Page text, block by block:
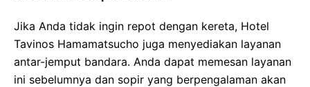
Jika Anda tidak ingin repot dengan kereta, Hotel
Tavinos Hamamatsucho juga menyediakan layanan
antar-jemput bandara. Anda dapat memesan layanan
ini sebelumnya dan sopir yang berpengalaman akan